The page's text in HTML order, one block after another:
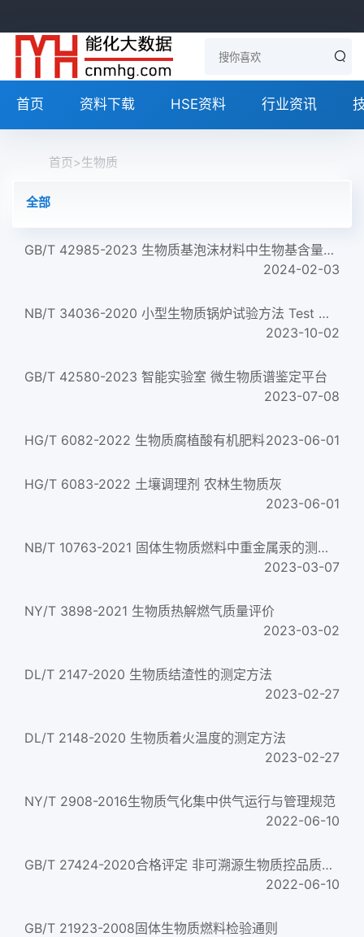
首页 资料下载 HSE资料 行业资讯
首页>生物质
全部
GB/T 42985-2023 生物质基泡沫材料中生物基含量检测方法 正式版
2024-02-03
NB/T 34036-2020 小型生物质锅炉试验方法 Test method for small biomass boiler
2023-10-02
GB/T 42580-2023 智能实验室 微生物质谱鉴定平台
2023-07-08
HG/T 6082-2022 生物质腐植酸有机肥料2023-06-01
HG/T 6083-2022 土壤调理剂 农林生物质灰
2023-06-01
NB/T 10763-2021 固体生物质燃料中重金属汞的测定 固体进样直接法
2023-03-07
NY/T 3898-2021 生物质热解燃气质量评价
2023-03-02
DL/T 2147-2020 生物质结渣性的测定方法
2023-02-27
DL/T 2148-2020 生物质着火温度的测定方法
2023-02-27
NY/T 2908-2016生物质气化集中供气运行与管理规范
2022-06-10
GB/T 27424-2020合格评定 非可溯源生物质控品质量控制规范
2022-06-10
GB/T 21923-2008固体生物质燃料检验通则